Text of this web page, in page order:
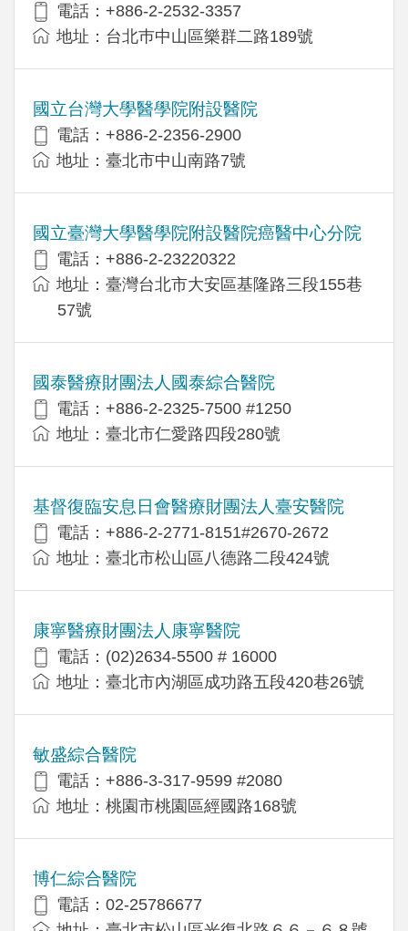
電話：+886-2-2532-3357
地址：台北巿中山區樂群二路189號
國立台灣大學醫學院附設醫院
電話：+886-2-2356-2900
地址：臺北市中山南路7號
國立臺灣大學醫學院附設醫院癌醫中心分院
電話：+886-2-23220322
地址：臺灣台北市大安區基隆路三段155巷
57號
國泰醫療財團法人國泰綜合醫院
電話：+886-2-2325-7500 #1250
地址：臺北市仁愛路四段280號
基督復臨安息日會醫療財團法人臺安醫院
電話：+886-2-2771-8151#2670-2672
地址：臺北市松山區八德路二段424號
康寧醫療財團法人康寧醫院
電話：(02)2634-5500 # 16000
地址：臺北市內湖區成功路五段420巷26號
敏盛綜合醫院
電話：+886-3-317-9599 #2080
地址：桃園市桃園區經國路168號
博仁綜合醫院
電話：02-25786677